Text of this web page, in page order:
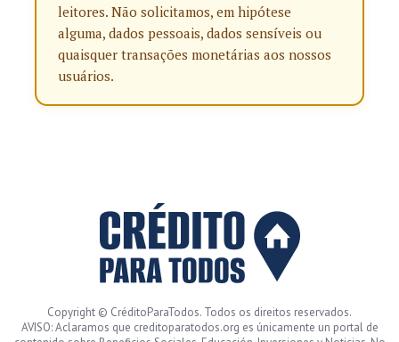
leitores. Não solicitamos, em hipótese
alguma, dados pessoais, dados sensíveis ou
quaisquer transações monetárias aos nossos
usuários.
Copyright © CréditoParaTodos. Todos os direitos reservados.
AVISO: Aclaramos que creditoparatodos.org es únicamente un portal de